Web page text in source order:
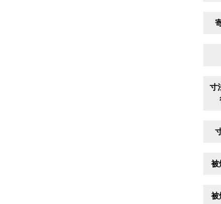
寸
被
被